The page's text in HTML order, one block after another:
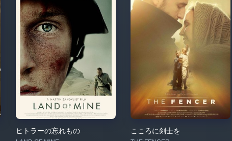
ヒトラーの忘れもの こころに剣士を